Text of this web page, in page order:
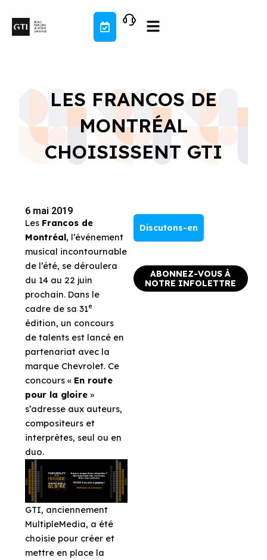
contenu
LES FRANCOS DE
MONTRÉAL
CHOISISSENT GTI
6 mai 2019
Les Francos de
Montréal, l’événement
musical incontournable
de l’été, se déroulera
du 14 au 22 juin
prochain. Dans le
cadre de sa 31e
édition, un concours
de talents est lancé en
partenariat avec la
marque Chevrolet. Ce
concours « En route
pour la gloire »
s’adresse aux auteurs,
compositeurs et
interprètes, seul ou en
duo.
GTI, anciennement
MultipleMedia, a été
choisie pour créer et
mettre en place la
Discutons-en
ABONNEZ-VOUS À
NOTRE INFOLETTRE